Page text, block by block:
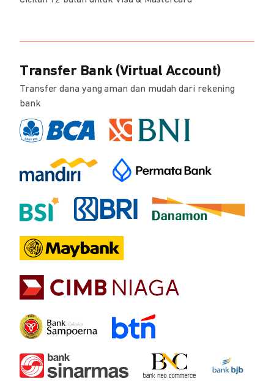
Transfer Bank (Virtual Account)
Transfer dana yang aman dan mudah dari rekening
bank